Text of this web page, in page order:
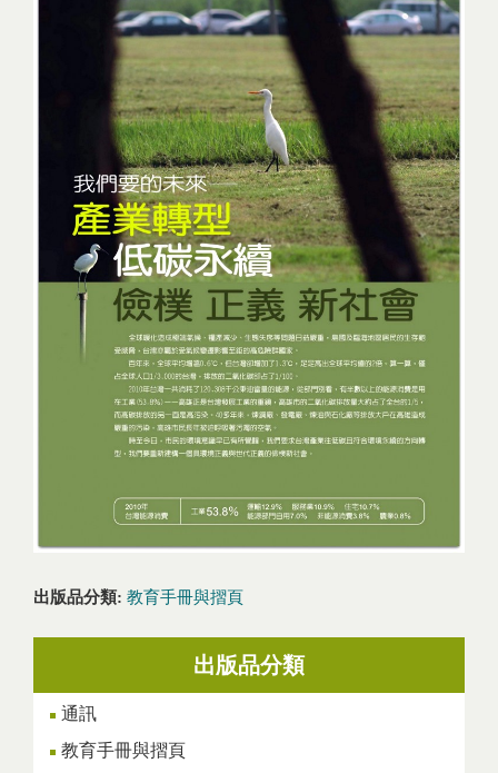
出版品分類: 教育手冊與摺頁
出版品分類
通訊
教育手冊與摺頁